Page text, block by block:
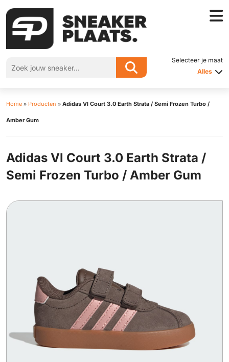
Selecteer je maat
Alles
Home » Producten » Adidas Vl Court 3.0 Earth Strata / Semi Frozen Turbo /
Amber Gum
Adidas Vl Court 3.0 Earth Strata /
Semi Frozen Turbo / Amber Gum